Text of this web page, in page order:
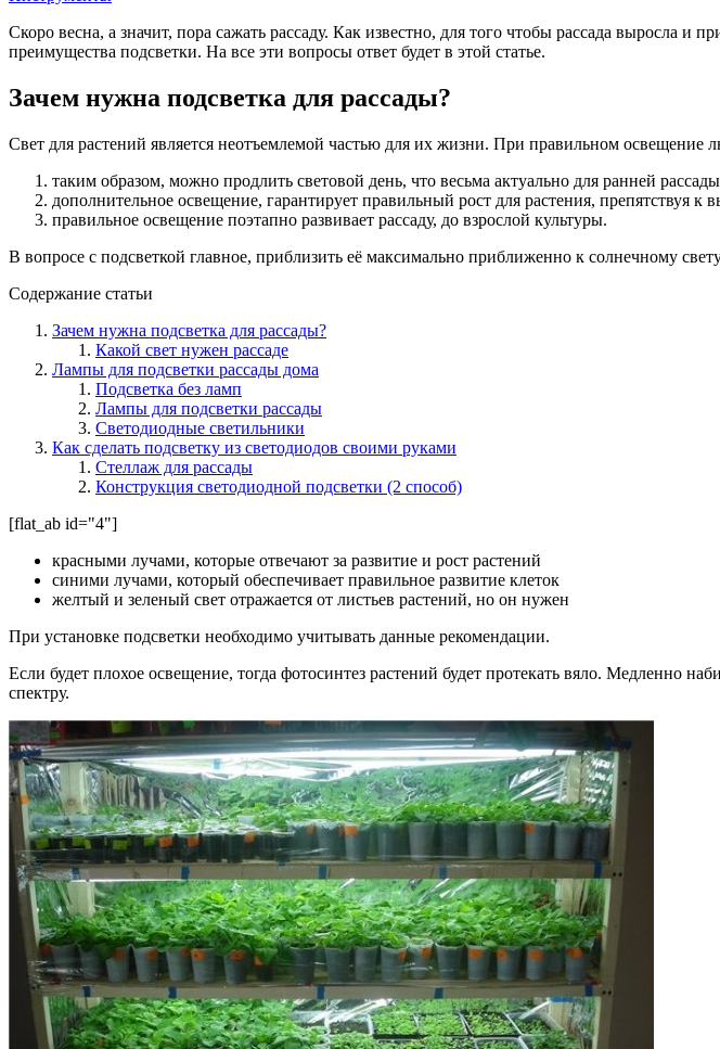
Скоро весна, а значит, пора сажать рассаду. Как известно, для того чтобы рассада выросла
преимущества подсветки. На все эти вопросы ответ будет в этой статье.
Зачем нужна подсветка для рассады?
Свет для растений является неотъемлемой частью для их жизни. При правильном
таким образом, можно продлить световой день, что весьма актуально для ранней
дополнительное освещение, гарантирует правильный рост для растения, препятствуя к
правильное освещение поэтапно развивает рассаду, до взрослой культуры.
В вопросе с подсветкой главное, приблизить её максимально приближенно к солнечному
Содержание статьи
Зачем нужна подсветка для рассады?
Какой свет нужен рассаде
Лампы для подсветки рассады дома
Подсветка без ламп
Лампы для подсветки рассады
Светодиодные светильники
Как сделать подсветку из светодиодов своими руками
Стеллаж для рассады
Конструкция светодиодной подсветки (2 способ)
[flat_ab id="4"]
красными лучами, которые отвечают за развитие и рост растений
синими лучами, который обеспечивает правильное развитие клеток
желтый и зеленый свет отражается от листьев растений, но он нужен
При установке подсветки необходимо учитывать данные рекомендации.
Если будет плохое освещение, тогда фотосинтез растений будет протекать вяло. Медленно
спектру.